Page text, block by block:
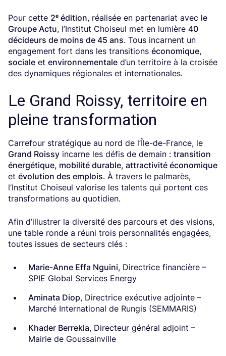
Pour cette 2ᵉ édition, réalisée en partenariat avec le
Groupe Actu, l’Institut Choiseul met en lumière 40
décideurs de moins de 45 ans. Tous incarnent un
engagement fort dans les transitions économique,
sociale et environnementale d’un territoire à la croisée
des dynamiques régionales et internationales.
Le Grand Roissy, territoire en
pleine transformation
Carrefour stratégique au nord de l’Île-de-France, le
Grand Roissy incarne les défis de demain : transition
énergétique, mobilité durable, attractivité économique
et évolution des emplois. À travers le palmarès,
l’Institut Choiseul valorise les talents qui portent ces
transformations au quotidien.
Afin d’illustrer la diversité des parcours et des visions,
une table ronde a réuni trois personnalités engagées,
toutes issues de secteurs clés :
Marie-Anne Effa Nguini, Directrice financière –
SPIE Global Services Energy
Aminata Diop, Directrice exécutive adjointe –
Marché International de Rungis (SEMMARIS)
Khader Berrekla, Directeur général adjoint –
Mairie de Goussainville